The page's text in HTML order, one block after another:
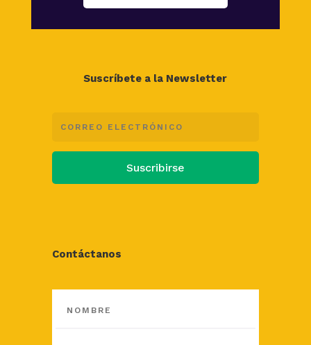
Suscríbete a la Newsletter
Suscribirse
Contáctanos